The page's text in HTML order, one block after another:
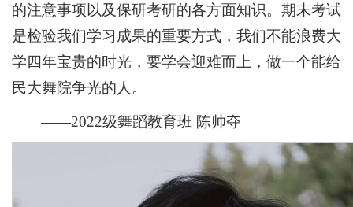
的注意事项以及保研考研的各方面知识。期末考试
是检验我们学习成果的重要方式，我们不能浪费大
学四年宝贵的时光，要学会迎难而上，做一个能给
民大舞院争光的人。
——2022级舞蹈教育班 陈帅夺